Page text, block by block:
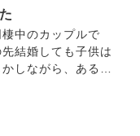
す。叱責、ご助言頂
中のカップルで
結婚しても子供は
しながら、ある日
とが発覚しました。
えるほどにショック